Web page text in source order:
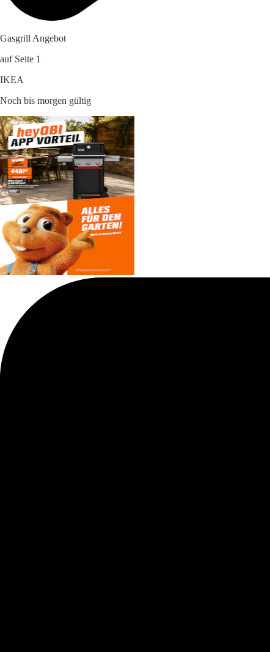
Gasgrill Angebot
auf Seite 1
IKEA
Noch bis morgen gültig